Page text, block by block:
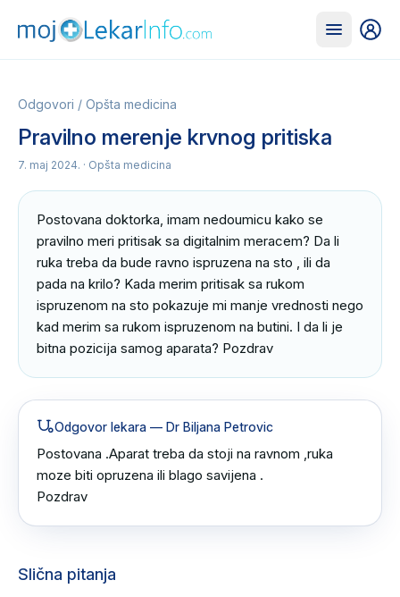
Odgovori / Opšta medicina
Pravilno merenje krvnog pritiska
7. maj 2024. · Opšta medicina
Postovana doktorka, imam nedoumicu kako se
pravilno meri pritisak sa digitalnim meracem? Da li
ruka treba da bude ravno ispruzena na sto , ili da
pada na krilo? Kada merim pritisak sa rukom
ispruzenom na sto pokazuje mi manje vrednosti nego
kad merim sa rukom ispruzenom na butini. I da li je
bitna pozicija samog aparata? Pozdrav
Odgovor lekara — Dr Biljana Petrovic
Postovana .Aparat treba da stoji na ravnom ,ruka
moze biti opruzena ili blago savijena .
Pozdrav
Slična pitanja